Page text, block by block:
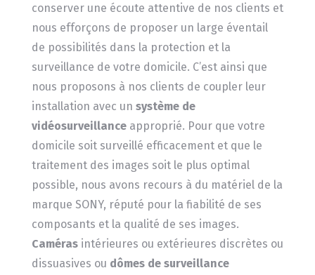
conserver une écoute attentive de nos clients et
nous efforçons de proposer un large éventail
de possibilités dans la protection et la
surveillance de votre domicile. C’est ainsi que
nous proposons à nos clients de coupler leur
installation avec un système de
vidéosurveillanceapproprié. Pour que votre
domicile soit surveillé efficacement et que le
traitement des images soit le plus optimal
possible, nous avons recours à du matériel de la
marque SONY, réputé pour la fiabilité de ses
composants et la qualité de ses images.
Camérasintérieures ou extérieures discrètes ou
dissuasives ou dômes de surveillance